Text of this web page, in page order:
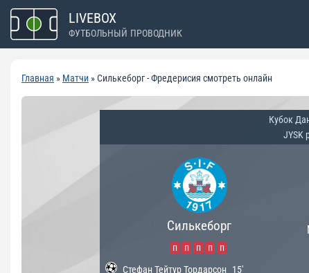
Перейти
содержимому
LIVEBOX
ФУТБОЛЬНЫЙ ПРОВОДНИК
Главная » Матчи »Силькеборг - Фредерисия смотреть онлайн
Кубок
JYSK
Силькеборг
п п п п п
Стефан Тейтур Тордарсон
15'